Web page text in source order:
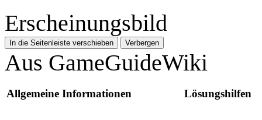
Erscheinungsbild
In die Seitenleiste verschieben Verbergen
Aus GameGuideWiki
Allgemeine Informationen Lösungshilfen